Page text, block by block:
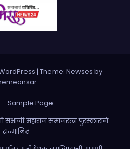
| Theme: Newses by
.
Sample Page
संभाजी महाराज समाजरत्न पुरस्काराने
सन्मानित